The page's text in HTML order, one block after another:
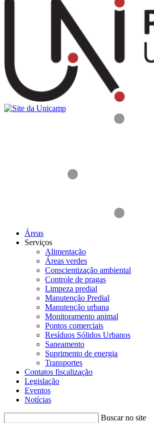
Áreas
Serviços
Alimentação
Áreas verdes
Conscientização ambiental
Controle de pragas
Limpeza predial
Manutenção Predial
Manutenção urbana
Monitoramento animal
Pontos comerciais
Resíduos Sólidos Urbanos
Saneamento
Suprimento de energia
Transportes
Contatos fiscalização
Legislação
Eventos
Notícias
Buscar no site